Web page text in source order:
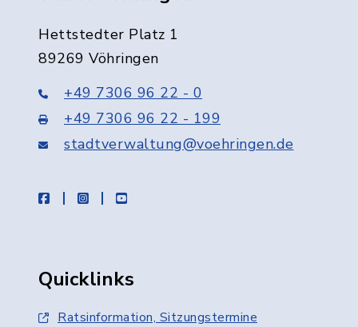
Hettstedter Platz 1
89269 Vöhringen
+49 7306 96 22 - 0
+49 7306 96 22 - 199
stadtverwaltung@voehringen.de
facebookinstagramyoutube
Quicklinks
Ratsinformation, Sitzungstermine